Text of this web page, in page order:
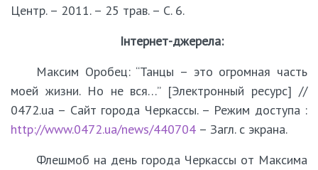
Центр. – 2011. – 25 трав. – С. 6.
Інтернет-джерела:
Максим Оробец: “Танцы – это огромная часть
моей жизни. Но не вся…” [Электронный ресурс] //
0472.ua – Сайт города Черкассы. – Режим доступа :
http://www.0472.ua/news/440704 – Загл. с экрана.
Флешмоб на день города Черкассы от Максима